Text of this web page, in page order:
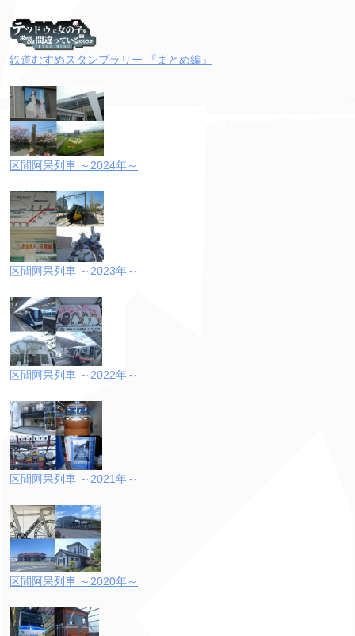
鉄道むすめスタンプラリー 『まとめ編』
区間阿呆列車 ～2024年～
区間阿呆列車 ～2023年～
区間阿呆列車 ～2022年～
区間阿呆列車 ～2021年～
区間阿呆列車 ～2020年～